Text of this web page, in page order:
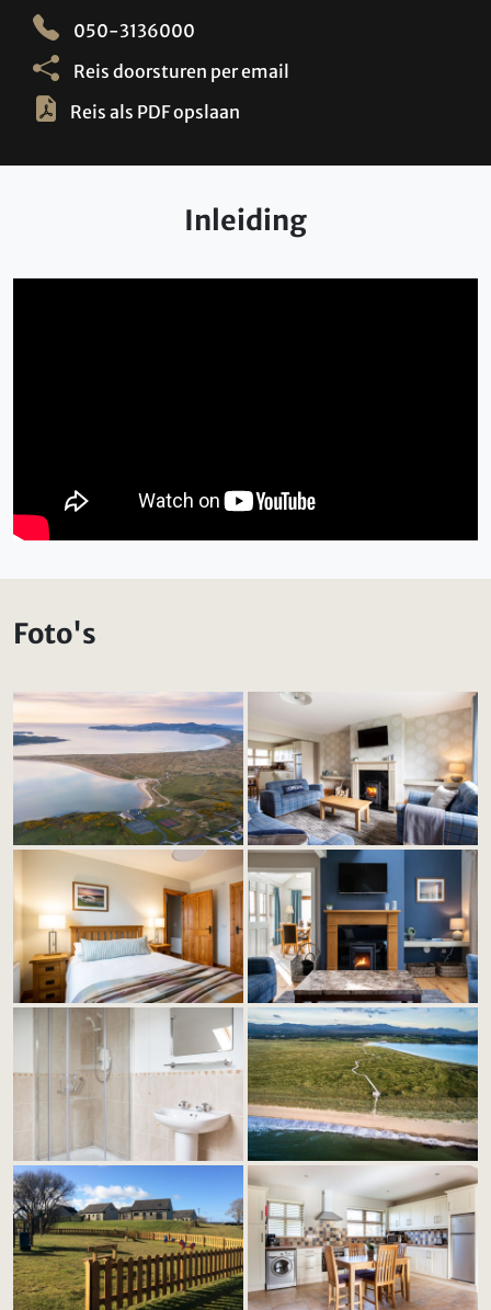
050-3136000
Reis doorsturen per email
Reis als PDF opslaan
Inleiding
Foto's